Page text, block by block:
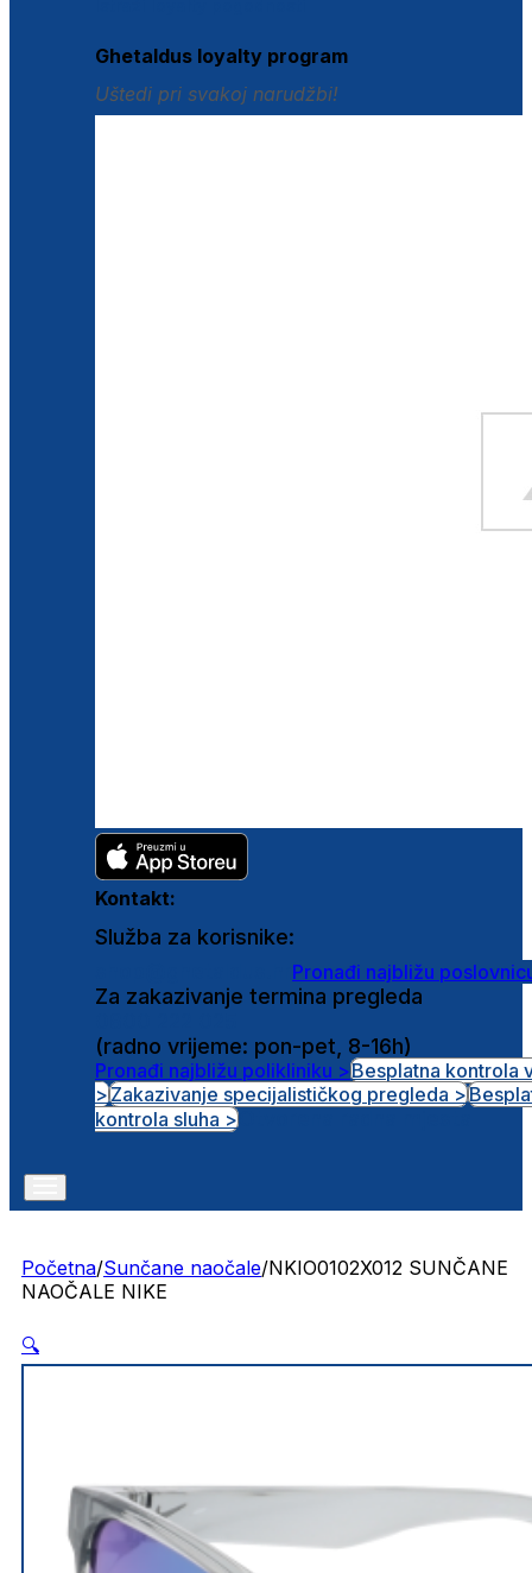
Ghetaldus loyalty program
Uštedi pri svakoj narudžbi!
Kontakt:
Služba za korisnike:
Pronađi najbližu
Za zakazivanje termina pregleda
(radno vrijeme: pon-pet, 8-16h)
Pronađi najbližu polikliniku >Besplatna kontrola
>Zakazivanje specijalističkog pregleda >
kontrola sluha >
Početna/Sunčane naočale/NKIO0102X012 SUNČANE
NAOČALE NIKE
🔍